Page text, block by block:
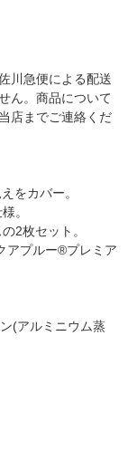
川急便による配送
ん。商品について
店までご連絡くだ
をカバー。
。
2枚セット。
アプルー®プレミア
アルミニウム蒸